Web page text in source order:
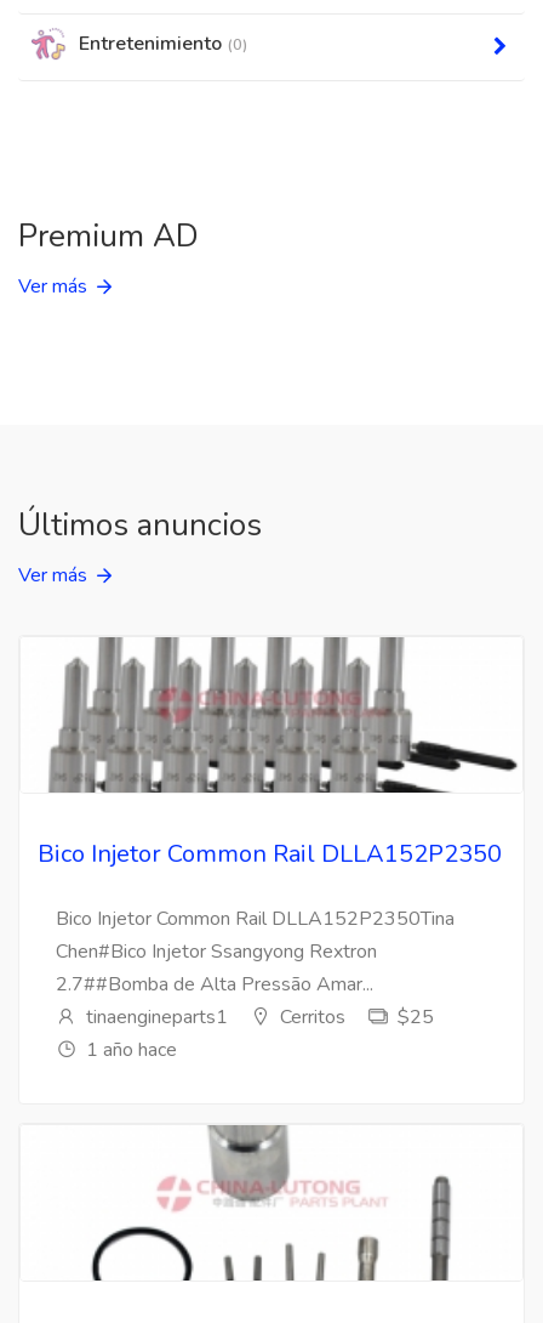
Entretenimiento (0)
Premium AD
Ver más
Últimos anuncios
Ver más
Bico Injetor Common Rail DLLA152P2350
Bico Injetor Common Rail DLLA152P2350Tina
Chen#Bico Injetor Ssangyong Rextron
2.7##Bomba de Alta Pressão Amar...
tinaengineparts1
Cerritos
$25
1 año hace